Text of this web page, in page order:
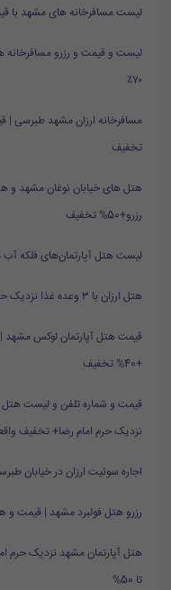
لیست مسافرخانه های مشهد با قیمت
لیست و قیمت و رزرو مسافرخانه
۷۰٪
تخفیف
هتل های خیابان نوغان مشهد
رزرو+50% تخفیف
لیست هتل آپارتمان‌های فلکه آب مشهد
هتل ارزان با ۳ وعده غذا نزدیک حرم امام رضا | رزرو هتل ارزان مشهد+50%
قیمت هتل آپارتمان لوکس مشهد
+40% تخفیف
نزدیک حرم امام رضا+ تخفیف
اجاره سوئیت ارزان در خیابان طبرسی
رزرو هتل فولبرد مشهد | قیمت و هتل
هتل آپارتمان مشهد نزدیک حرم
تا 50%